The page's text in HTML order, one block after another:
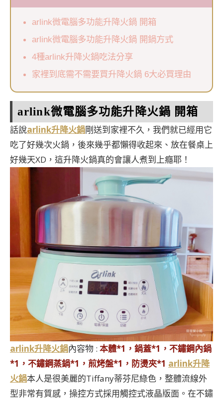
arlink微電腦多功能升降火鍋 開箱
arlink微電腦多功能升降火鍋 開鍋方式
4種arlink升降火鍋吃法分享
家裡到底需不需要買升降火鍋 6大必買理由
arlink微電腦多功能升降火鍋 開箱
話說arlink升降火鍋剛送到家裡不久，我們就已經用它
吃了好幾次火鍋，後來幾乎都懶得收起來、放在餐桌上
好幾天XD，這升降火鍋真的會讓人煮到上癮耶！
arlink升降火鍋內容物 : 本體*1，鍋蓋*1，不鏽鋼內鍋
*1，不鏽鋼蒸鍋*1，煎烤盤*1，防燙夾*1 arlink升降
火鍋本人是很美麗的Tiffany蒂芬尼綠色，整體流線外
型非常有質感，操控方式採用觸控式液晶版面。在不鏽